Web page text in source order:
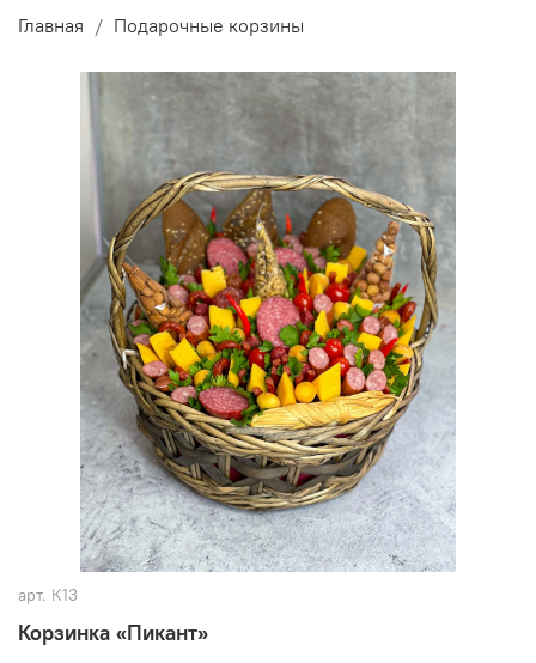
Главная Подарочные корзины
арт. К13
Корзинка «Пикант»